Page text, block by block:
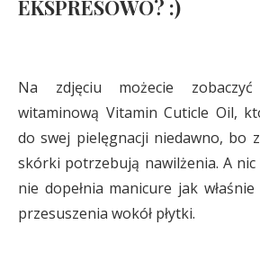
EKSPRESOWO? :)
Na zdjęciu możecie
witaminową Vitamin Cuticle Oil,
do swej pielęgnacji niedawno, bo
skórki potrzebują nawilżenia. A
nie dopełnia manicure jak
przesuszenia wokół płytki.